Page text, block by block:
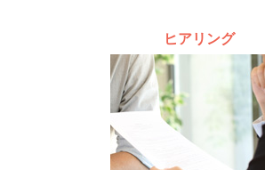
ヒアリング